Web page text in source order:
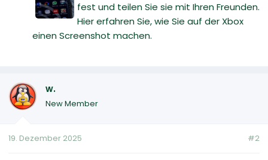
fest und teilen Sie sie mit Ihren Freunden.
Hier erfahren Sie, wie Sie auf der Xbox
einen Screenshot machen.
w.
New Member
19. Dezember 2025 #2